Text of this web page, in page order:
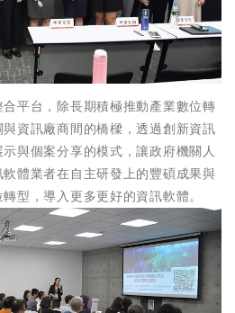
平台，除長期積極推動產業數位轉
資訊廠商間的橋樑，透過創新資訊
與個案分享的模式，讓政府機關人
體業者在自主研發上的豐碩成果與
型，導入更多更好的資訊軟體。